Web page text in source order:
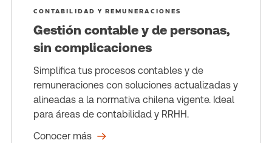
CONTABILIDAD Y REMUNERACIONES
Gestión contable y de personas,
sin complicaciones
Simplifica tus procesos contables y de
remuneraciones con soluciones actualizadas y
alineadas a la normativa chilena vigente. Ideal
para áreas de contabilidad y RRHH.
Conocer más